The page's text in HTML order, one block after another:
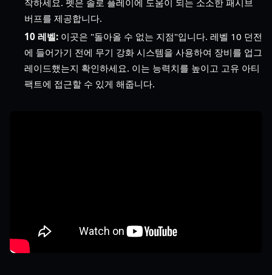
버프를 제공합니다.
10 레벨: 이곳은 "돌아올 수 없는 지점"입니다. 레벨 10 던전
에 들어가기 전에 무기 강화 시스템을 사용하여 장비를 업그
레이드했는지 확인하세요. 이는 능력치를 높이고 고유 아티
팩트에 접근할 수 있게 해줍니다.